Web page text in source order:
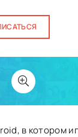
в котором